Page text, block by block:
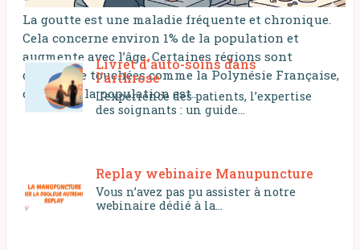
La goutte est une maladie fréquente et chronique.
Cela concerne environ 1% de la population et
augmente avec l’âge. Certaines régions sont
davantage touchées comme la Polynésie Française,
où 14% de la population est...
Livret d’auto-soins dans
l’arthrose
L’expérience des patients, l’expertise
des soignants : un guide...
Replay webinaire Manupuncture
Vous n’avez pas pu assister à notre
webinaire dédié à la...